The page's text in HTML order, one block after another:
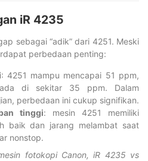
iR 4235
sebagai “adik” dari 4251. Meski
perbedaan penting:
: 4251 mampu mencapai 51 ppm,
di sekitar 35 ppm. Dalam
perbedaan ini cukup signifikan.
tinggi: mesin 4251 memiliki
baik dan jarang melambat saat
nonstop.
fotokopi Canon, iR 4235 vs